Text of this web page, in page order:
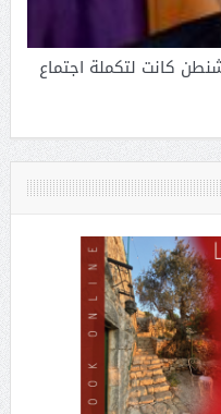
كانت لتكملة اجتماع